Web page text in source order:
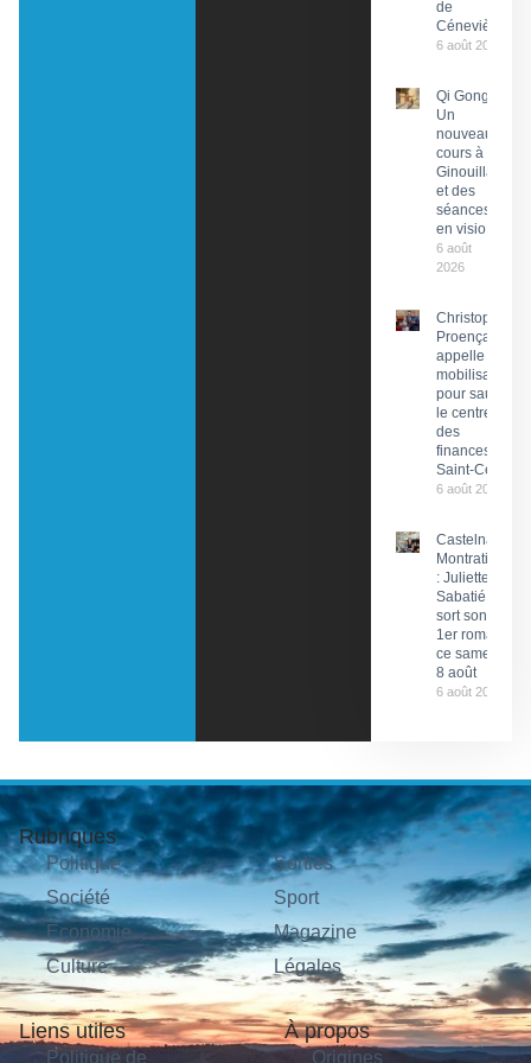
de
Cénevières
6 août 2026
Qi Gong :
Un
nouveau
cours à
Ginouillac
et des
séances
en visio
6 août
2026
Christophe
Proença
appelle à la
mobilisation
pour sauver
le centre
des
finances de
Saint-Céré
6 août 2026
Castelnau-
Montratier
: Juliette
Sabatié
sort son
1er roman
ce samedi
8 août
6 août 2026
Rubriques
Politique
Société
Économie
Culture
Sorties
Sport
Magazine
Légales
Liens utiles
Politique de
À propos
Origines